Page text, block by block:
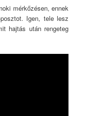
mérkőzésen, ennek
Igen, tele lesz
hajtás után rengeteg